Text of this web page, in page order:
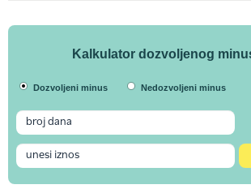
Kalkulator dozvoljenog
Dozvoljeni minus Nedozvoljeni minus